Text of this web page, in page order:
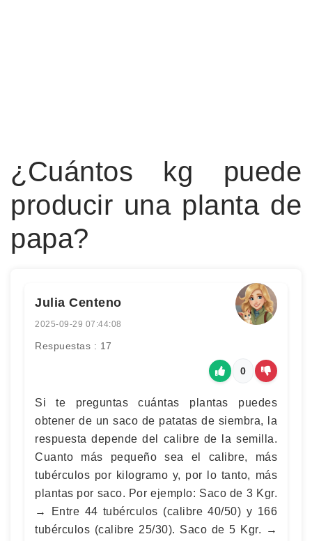
¿Cuántos kg puede
producir una planta de
papa?
Julia Centeno
2025-09-29 07:44:08
Respuestas : 17
0
Si te preguntas cuántas plantas puedes
obtener de un saco de patatas de siembra, la
respuesta depende del calibre de la semilla.
Cuanto más pequeño sea el calibre, más
tubérculos por kilogramo y, por lo tanto, más
plantas por saco. Por ejemplo: Saco de 3 Kgr.
→ Entre 44 tubérculos (calibre 40/50) y 166
tubérculos (calibre 25/30). Saco de 5 Kgr. →